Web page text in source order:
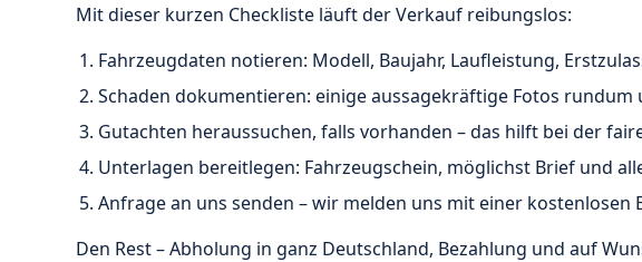
Mit dieser kurzen Checkliste läuft der Verkauf reibungslos:
Fahrzeugdaten notieren: Modell, Baujahr, Laufleistung,
Schaden dokumentieren: einige aussagekräftige Fotos rundum
Gutachten heraussuchen, falls vorhanden – das hilft bei der
Unterlagen bereitlegen: Fahrzeugschein, möglichst Brief und
Anfrage an uns senden – wir melden uns mit einer kostenlosen
Den Rest – Abholung in ganz Deutschland, Bezahlung und auf